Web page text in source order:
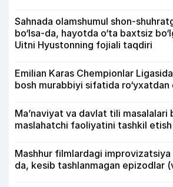
Sahnada olamshumul shon-
bo‘lsa-da, hayotda o‘ta baxtsiz
Uitni Hyustonning fojiali taqdiri
Emilian Karas Chempionlar
bosh murabbiyi sifatida ro‘yxatdan
Ma’naviyat va davlat tili masalalari
maslahatchi faoliyatini tashkil
Mashhur filmlardagi improvizatsiya
da, kesib tashlanmagan epizodlar